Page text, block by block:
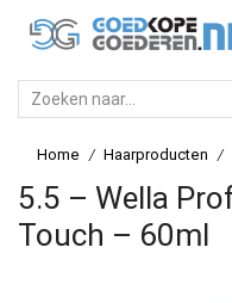
Home / Haarproducten /
5.5 – Wella
Touch – 60ml